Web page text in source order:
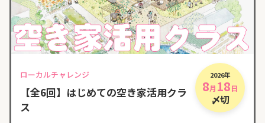
ローカルチャレンジ
【全6回】はじめての空き家活用クラ
ス
2026年
8月 18日
〆切